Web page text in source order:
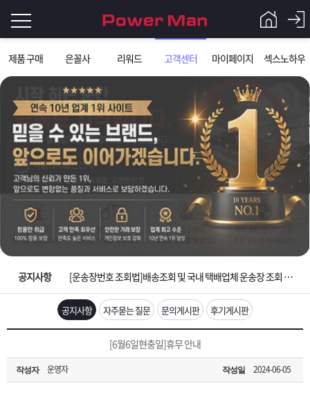
제품 구매 은꼴사 리워드 고객센터 마이페이지 섹스노하우
그
인
이
필
요
니
로
Q&A
파
워
맨
제
품
은
노
객
마
공지사항
입금확인이 안되는 상황을 대비해 꼭 입금후 고객센터 연락바랍니다.
[2026구정 연휴]설 연휴 배송 및 휴무 안내
[운송장번호 조회법]배송조회 및 국내 택배업체 운송장 조회 하는법
[ios앱 오픈]아이폰 고객 앱설치 가능합니다.
[무인택배함 이용 안내] 집 밖에 주소로 택배 받기
입금확인이 안되는 상황을 대비해 꼭 입금후 고객센터 연락바랍니다.
공지사항 자주묻는 질문 문의게시판 후기게시판
[6월6일현충일]휴무 안내
작성자 운영자 작성일 2024-06-05